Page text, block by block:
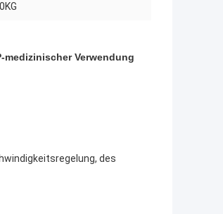
medizinischer Verwendung
des